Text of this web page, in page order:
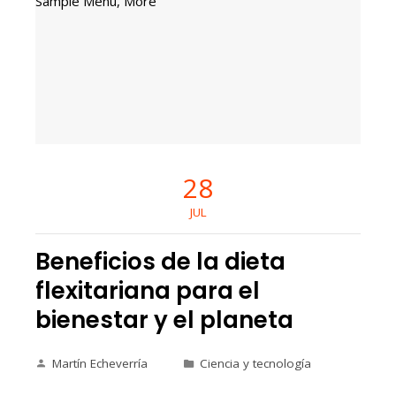
28
JUL
Beneficios de la dieta
flexitariana para el
bienestar y el planeta
Martín Echeverría Ciencia y tecnología